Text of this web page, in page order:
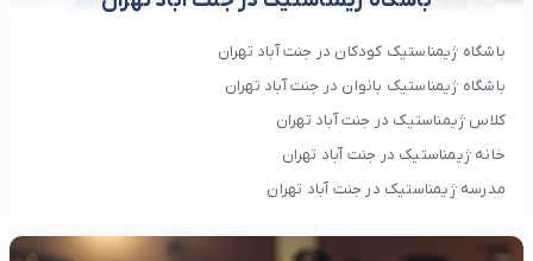
باشگاه ژیمناستیک کودکان در جنت آباد تهران
باشگاه ژیمناستیک بانوان در جنت آباد تهران
کلاس ژیمناستیک در جنت آباد تهران
خانه ژیمناستیک در جنت آباد تهران
مدرسه ژیمناستیک در جنت آباد تهران